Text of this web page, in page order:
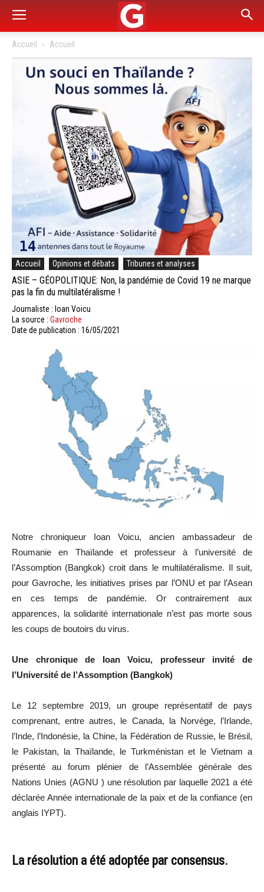
Accueil Accueil
Accueil Opinions et débats Tribunes et analyses
ASIE – GÉOPOLITIQUE: Non, la pandémie de Covid 19 ne marque
pas la fin du multilatéralisme !
Journaliste : Ioan Voicu
La source : Gavroche
Date de publication : 16/05/2021
Notre chroniqueur Ioan Voicu, ancien ambassadeur de
Roumanie en Thaïlande et professeur à l’université de
l’Assomption (Bangkok) croit dans le multilatéralisme. Il suit,
pour Gavroche, les initiatives prises par l’ONU et par l’Asean
en ces temps de pandémie. Or contrairement aux
apparences, la solidarité internationale n’est pas morte sous
les coups de boutoirs du virus.
Une chronique de Ioan Voicu, professeur invité de
l’Université de l’Assomption (Bangkok)
Le 12 septembre 2019, un groupe représentatif de pays
comprenant, entre autres, le Canada, la Norvège, l’Irlande,
l’Inde, l’Indonésie, la Chine, la Fédération de Russie, le Brésil,
le Pakistan, la Thaïlande, le Turkménistan et le Vietnam a
présenté au forum plénier de l’Assemblée générale des
Nations Unies (AGNU ) une résolution par laquelle 2021 a été
déclarée Année internationale de la paix et de la confiance (en
anglais IYPT).
La résolution a été adoptée par consensus.